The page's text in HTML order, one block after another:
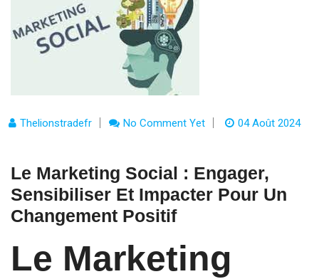
Thelionstradefr No Comment Yet 04 Août 2024
Le Marketing Social : Engager,
Sensibiliser Et Impacter Pour Un
Changement Positif
Le Marketing